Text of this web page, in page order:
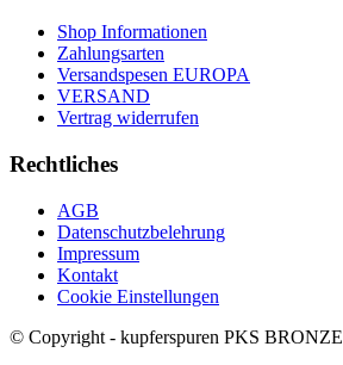
Shop Informationen
Zahlungsarten
Versandspesen EUROPA
VERSAND
Vertrag widerrufen
Rechtliches
AGB
Datenschutzbelehrung
Impressum
Kontakt
Cookie Einstellungen
© Copyright - kupferspuren PKS BRONZE